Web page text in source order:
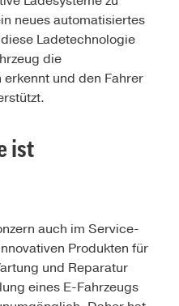
neues automatisiertes
Ladetechnologie
die
und den Fahrer
ist
auch im Service-
Produkten für
und Reparatur
eines E-Fahrzeugs